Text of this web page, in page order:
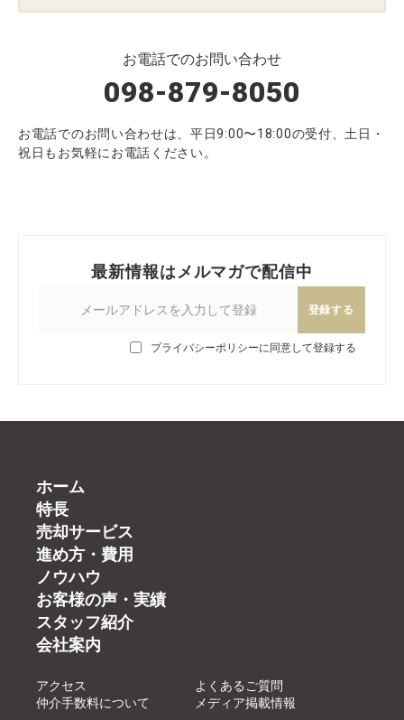
お電話でのお問い合わせ
098-879-8050
お電話でのお問い合わせは、平日9:00〜18:00の受付、土日・
祝日もお気軽にお電話ください。
最新情報はメルマガで配信中
登録する
プライバシーポリシーに同意して登録する
ホーム
特長
売却サービス
進め方・費用
ノウハウ
お客様の声・実績
スタッフ紹介
会社案内
アクセス
よくあるご質問
仲介手数料について
メディア掲載情報